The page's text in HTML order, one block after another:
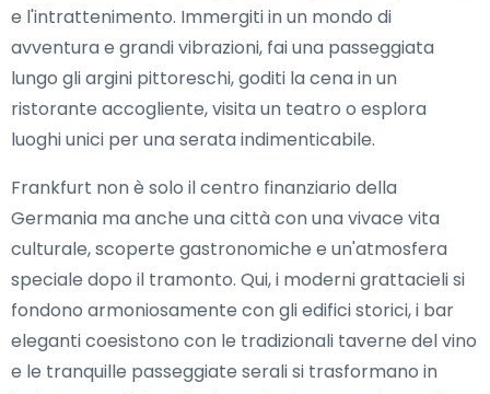
e l'intrattenimento. Immergiti in un mondo di
avventura e grandi vibrazioni, fai una passeggiata
lungo gli argini pittoreschi, goditi la cena in un
ristorante accogliente, visita un teatro o esplora
luoghi unici per una serata indimenticabile.
Frankfurt non è solo il centro finanziario della
Germania ma anche una città con una vivace vita
culturale, scoperte gastronomiche e un'atmosfera
speciale dopo il tramonto. Qui, i moderni grattacieli si
fondono armoniosamente con gli edifici storici, i bar
eleganti coesistono con le tradizionali taverne del vino
e le tranquille passeggiate serali si trasformano in